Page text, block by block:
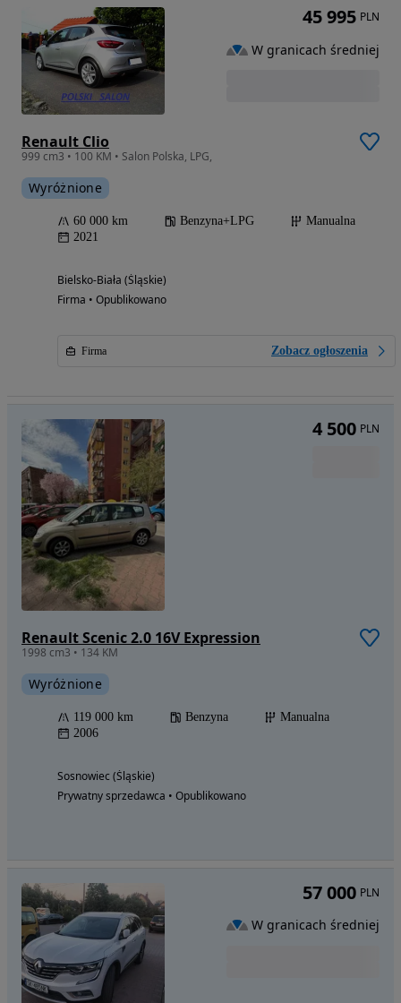
Renault Clio
999 cm3 • 100 KM • Salon Polska, LPG,
Wyróżnione
60 000 km Benzyna+LPG
Manualna
2021
Bielsko-Biała (Śląskie)
Firma • Opublikowano
Firma Zobacz ogłoszenia
45 995 PLN
W granicach średniej
Renault Scenic 2.0 16V Expression
1998 cm3 • 134 KM
Wyróżnione
119 000 km Benzyna
Manualna
2006
Sosnowiec (Śląskie)
Prywatny sprzedawca • Opublikowano
4 500 PLN
57 000 PLN
W granicach średniej